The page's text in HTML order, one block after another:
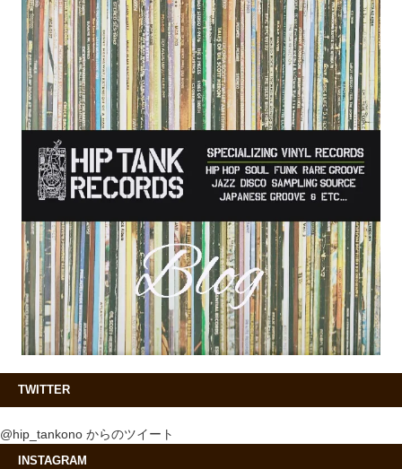
TWITTER
@hip_tankono からのツイート
INSTAGRAM